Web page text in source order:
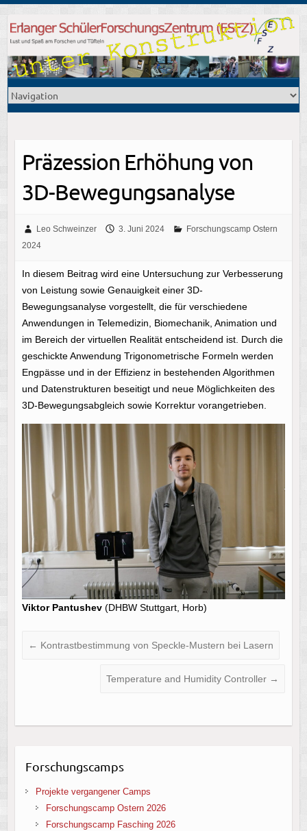
Präzession Erhöhung von
3D-Bewegungsanalyse
Leo Schweinzer 3. Juni 2024
Forschungscamp Ostern
2024
In diesem Beitrag wird eine Untersuchung zur Verbesserung
von Leistung sowie Genauigkeit einer 3D-
Bewegungsanalyse vorgestellt, die für verschiedene
Anwendungen in Telemedizin, Biomechanik, Animation und
im Bereich der virtuellen Realität entscheidend ist. Durch die
geschickte Anwendung Trigonometrische Formeln werden
Engpässe und in der Effizienz in bestehenden Algorithmen
und Datenstrukturen beseitigt und neue Möglichkeiten des
3D-Bewegungsabgleich sowie Korrektur vorangetrieben.
Viktor Pantushev(DHBW Stuttgart, Horb)
← Kontrastbestimmung von Speckle-Mustern bei Lasern
Temperature and Humidity Controller →
Forschungscamps
Projekte vergangener Camps
Forschungscamp Ostern 2026
Forschungscamp Fasching 2026